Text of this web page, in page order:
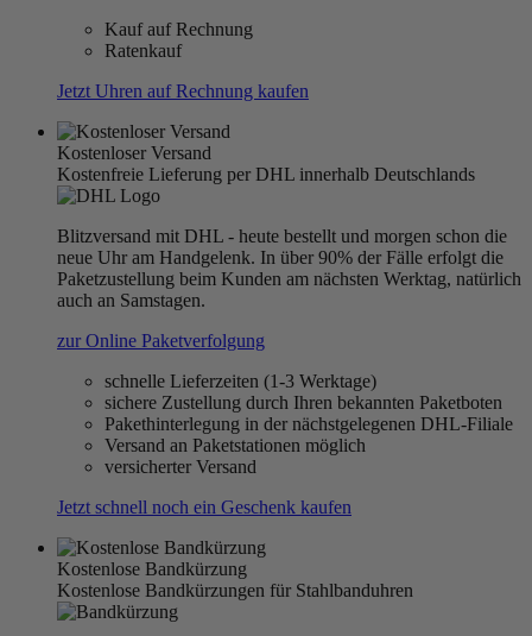
Kauf auf Rechnung
Ratenkauf
Jetzt Uhren auf Rechnung kaufen
Kostenloser Versand
Kostenfreie Lieferung per DHL innerhalb Deutschlands
Blitzversand mit DHL - heute bestellt und morgen schon die
neue Uhr am Handgelenk. In über 90% der Fälle erfolgt die
Paketzustellung beim Kunden am nächsten Werktag, natürlich
auch an Samstagen.
zur Online Paketverfolgung
schnelle Lieferzeiten (1-3 Werktage)
sichere Zustellung durch Ihren bekannten Paketboten
Pakethinterlegung in der nächstgelegenen DHL-Filiale
Versand an Paketstationen möglich
versicherter Versand
Jetzt schnell noch ein Geschenk kaufen
Kostenlose Bandkürzung
Kostenlose Bandkürzungen für Stahlbanduhren